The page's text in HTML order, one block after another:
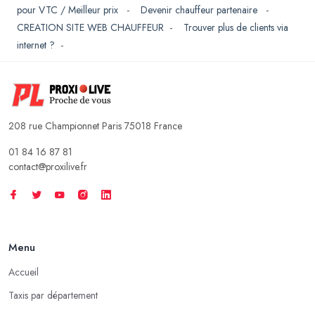
pour VTC / Meilleur prix
- Devenir chauffeur partenaire
-
CREATION SITE WEB CHAUFFEUR - Trouver plus de clients via
internet ? -
208 rue Championnet Paris 75018 France
01 84 16 87 81
contact@proxilive.fr
Menu
Accueil
Taxis par département